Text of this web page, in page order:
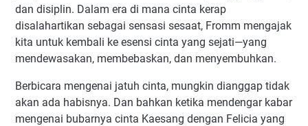
dan disiplin. Dalam era di mana cinta kerap
disalahartikan sebagai sensasi sesaat, Fromm mengajak
kita untuk kembali ke esensi cinta yang sejati—yang
mendewasakan, membebaskan, dan menyembuhkan.
Berbicara mengenai jatuh cinta, mungkin dianggap tidak
akan ada habisnya. Dan bahkan ketika mendengar kabar
mengenai bubarnya cinta Kaesang dengan Felicia yang